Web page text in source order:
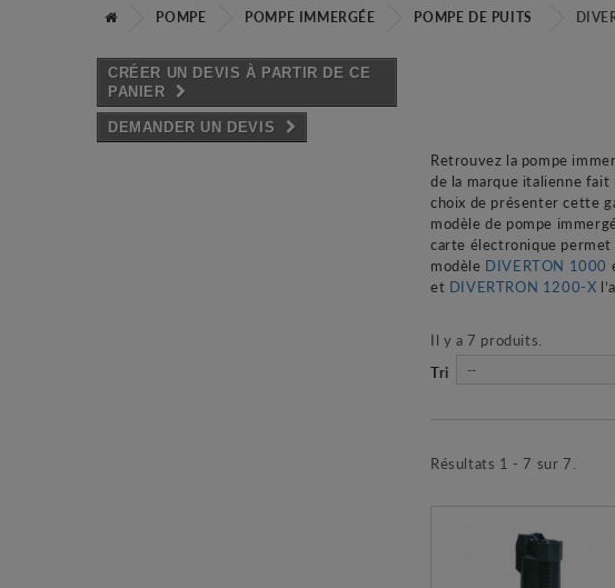
POMPE POMPE IMMERGÉE POMPE DE PUITS
CRÉER UN DEVIS À PARTIR DE CE
PANIER
DEMANDER UN DEVIS
Retrouvez la pompe
de la marque italienne
choix de présenter cette
modèle de pompe
carte électronique permet
modèle DIVERTON 1000
et DIVERTRON 1200-X
Il y a 7 produits.
Tri --
Résultats 1 - 7 sur 7.